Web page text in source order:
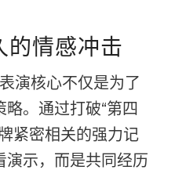
的情感冲击
演核心不仅是为了
。通过打破“第四
紧密相关的强力记
演示，而是共同经历